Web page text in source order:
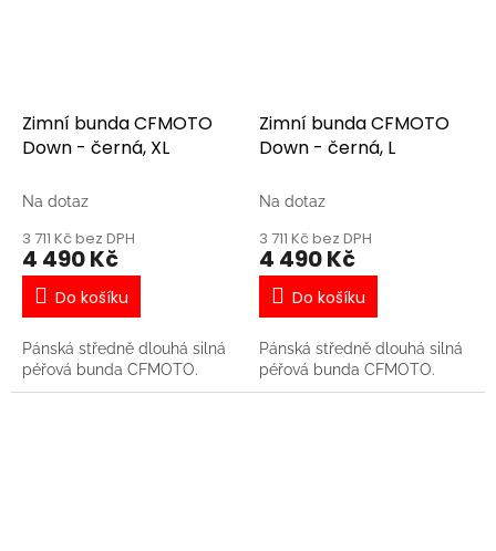
Zimní bunda CFMOTO
Down - černá, XL
Na dotaz
3 711 Kč bez DPH
4 490 Kč
Do košíku
Pánská středně dlouhá silná
péřová bunda CFMOTO.
Zimní bunda CFMOTO
Down - černá, L
Na dotaz
3 711 Kč bez DPH
4 490 Kč
Do košíku
Pánská středně dlouhá silná
péřová bunda CFMOTO.